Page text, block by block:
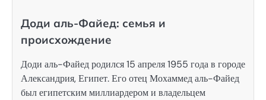
Доди аль-Файед: семья и
происхождение
Доди аль-Файед родился 15 апреля 1955 года в городе
Александрия, Египет. Его отец Мохаммед аль-Файед
был египетским миллиардером и владельцем